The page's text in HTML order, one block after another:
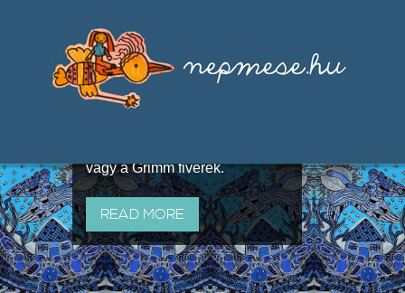
útján terjedő elbeszélésekből,
melyeket olyan ismert gyűjtők
állítottak össze, mint Benedek
vagy a Grimm fivérek.
READ MORE